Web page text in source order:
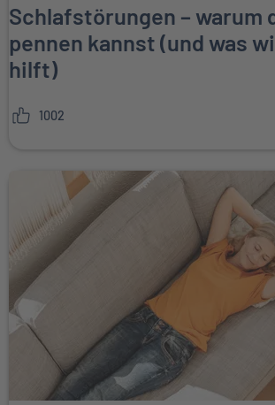
Schlafstörungen – warum
pennen kannst (und was
hilft)
1002